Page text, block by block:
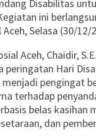
Disabilitas
ini
Selasa (30/12/
Aceh, Chaidir,
peringatan Hari
pengingat
terhadap
belas kasihan
dan